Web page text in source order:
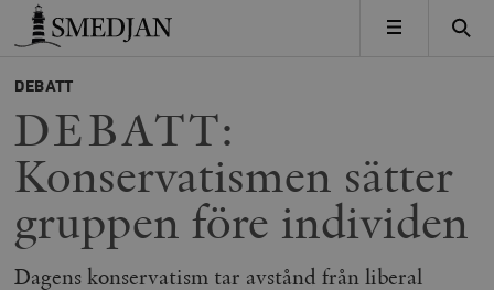
Timbro
MENY
DEBATT
DEBATT:
Konservatismen sätter
gruppen före individen
Dagens konservatism tar avstånd från liberal